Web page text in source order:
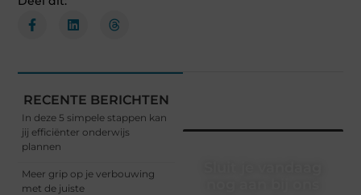
RECENTE BERICHTEN
In deze 5 simpele stappen kan
jij efficiënter onderwijs
plannen
Meer grip op je verbouwing
met de juiste